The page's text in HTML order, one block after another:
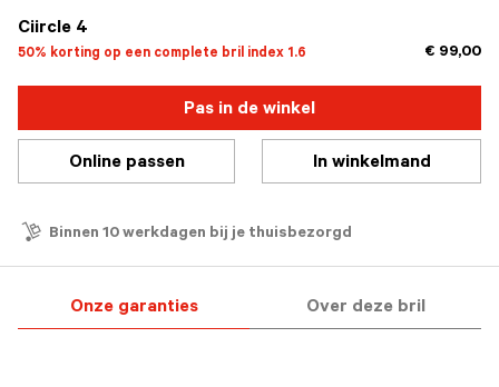
Ciircle 4
50% korting op een complete bril index 1.6 € 99,00
Pas in de winkel
Online passen In winkelmand
Binnen 10 werkdagen bij je thuisbezorgd
Onze garanties Over deze bril